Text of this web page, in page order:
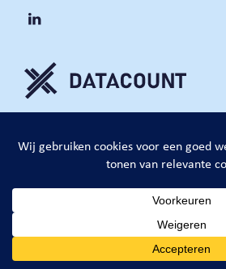
DataCount B.V.
privacy policy
algemene voorwaarden